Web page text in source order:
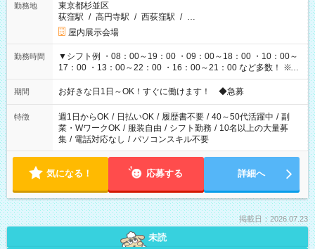
勤務地
東京都杉並区
荻窪駅 / 高円寺駅 / 西荻窪駅 / …
屋内展示会場
勤務時間
▼シフト例 ・08：00～19：00 ・09：00～18：00 ・10：00～
17：00 ・13：00～22：00 ・16：00～21：00 など多数！ ※お
仕事により勤務時間が異なります
期間 お好きな日1日～OK！すぐに働けます！ ◆急募
特徴 週1日からOK / 日払いOK / 履歴書不要 / 40～50代活躍中 / 副
業・WワークOK / 服装自由 / シフト勤務 / 10名以上の大量募
集 / 電話対応なし / パソコンスキル不要
気になる！ 応募する 詳細へ
掲載日：2026.07.23
未読